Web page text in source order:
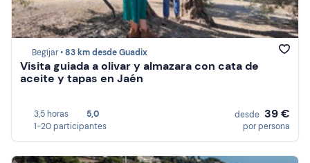
Begíjar •83 km desde Guadix
Visita guiada a olivar y almazara con cata de
aceite y tapas en Jaén
3,5 horas
5,0
1-20 participantes
desde 39 €
por persona